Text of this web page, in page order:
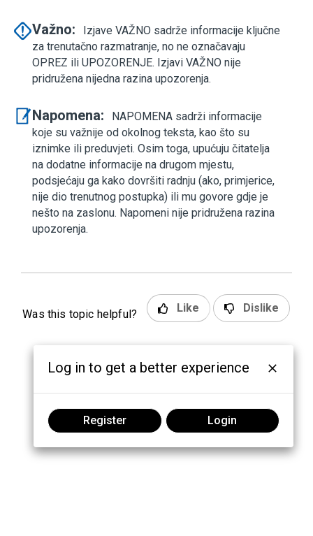
Važno:
Izjave VAŽNO sadrže informacije ključne
za trenutačno razmatranje, no ne označavaju
OPREZ ili UPOZORENJE. Izjavi VAŽNO nije
pridružena nijedna razina upozorenja.
Napomena:
NAPOMENA sadrži informacije
koje su važnije od okolnog teksta, kao što su
iznimke ili preduvjeti. Osim toga, upućuju čitatelja
na dodatne informacije na drugom mjestu,
podsjećaju ga kako dovršiti radnju (ako, primjerice,
nije dio trenutnog postupka) ili mu govore gdje je
nešto na zaslonu. Napomeni nije pridružena razina
upozorenja.
Was this topic helpful? Like Dislike
Log in to get a better experience
Register Login